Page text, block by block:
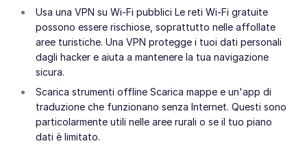
Usa una VPN su Wi-Fi pubblici Le reti Wi-Fi gratuite
possono essere rischiose, soprattutto nelle affollate
aree turistiche. Una VPN protegge i tuoi dati personali
dagli hacker e aiuta a mantenere la tua navigazione
sicura.
Scarica strumenti offline Scarica mappe e un'app di
traduzione che funzionano senza Internet. Questi sono
particolarmente utili nelle aree rurali o se il tuo piano
dati è limitato.